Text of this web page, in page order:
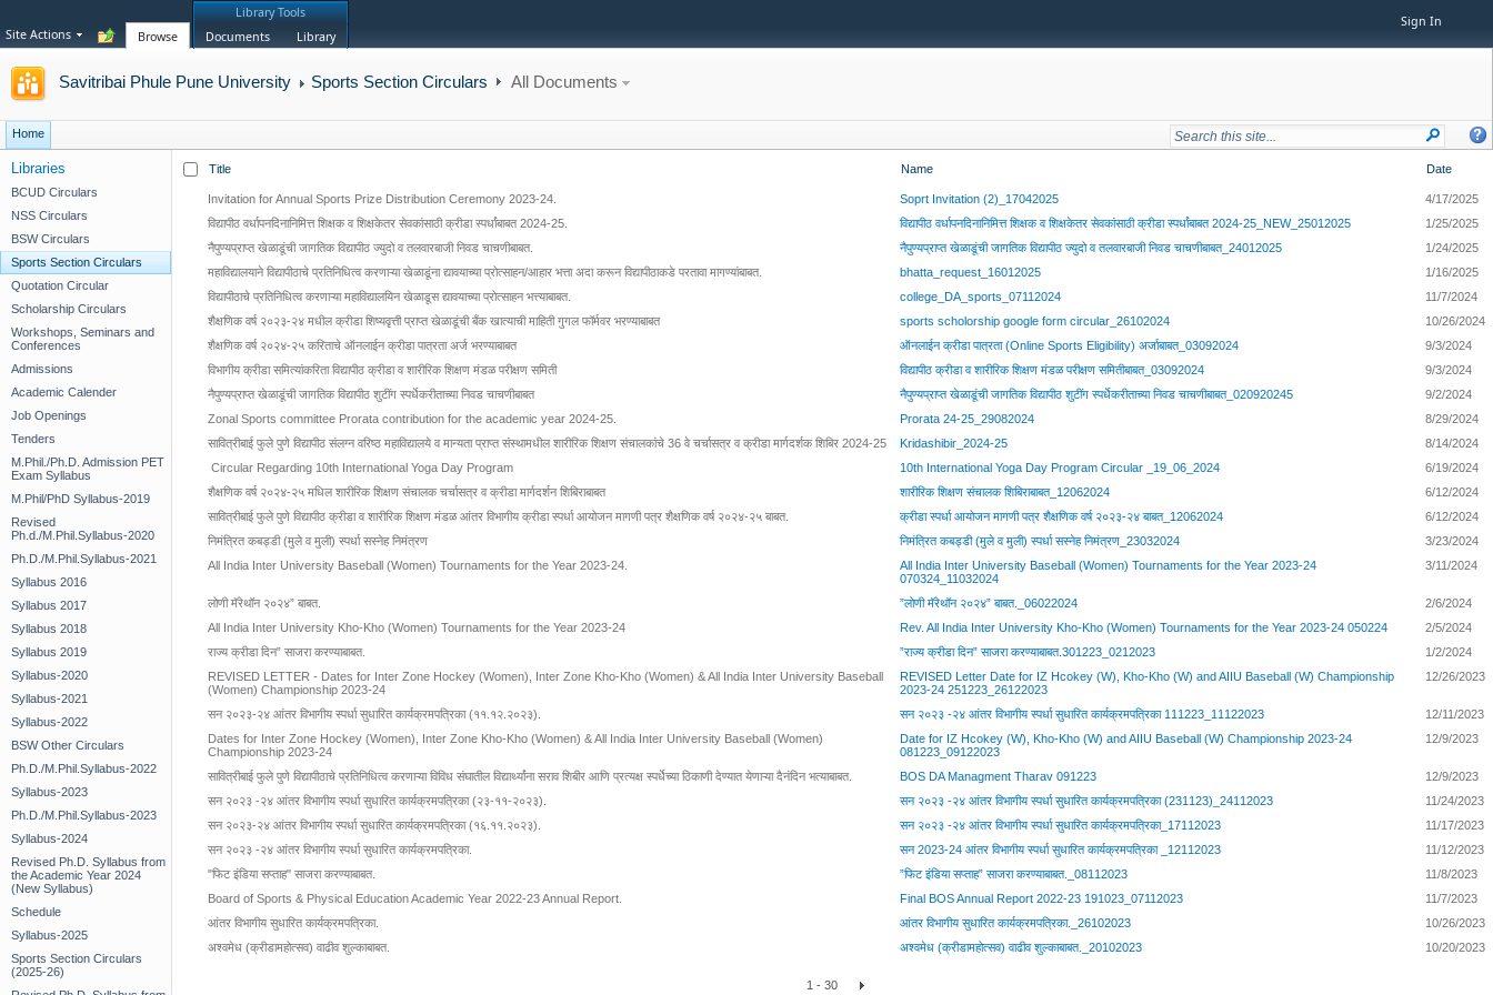
Site Actions Browse
Library Tools
Documents
Library
Sign In
Savitribai Phule Pune University Sports Section Circulars All Documents
Home
Libraries
BCUD Circulars
NSS Circulars
BSW Circulars
Sports Section Circulars
Quotation Circular
Scholarship Circulars
Workshops, Seminars and
Conferences
Admissions
Academic Calender
Job Openings
Tenders
M.Phil./Ph.D. Admission PET
Exam Syllabus
M.Phil/PhD Syllabus-2019
Revised
Ph.d./M.Phil.Syllabus-2020
Ph.D./M.Phil.Syllabus-2021
Syllabus 2016
Syllabus 2017
Syllabus 2018
Syllabus 2019
Syllabus-2020
Syllabus-2021
Syllabus-2022
BSW Other Circulars
Ph.D./M.Phil.Syllabus-2022
Syllabus-2023
Ph.D./M.Phil.Syllabus-2023
Syllabus-2024
Revised Ph.D. Syllabus from
the Academic Year 2024
(New Syllabus)
Schedule
Syllabus-2025
Sports Section Circulars
(2025-26)
Title Name Date
Invitation for Annual Sports Prize Distribution Ceremony 2023-24. Soprt Invitation (2)_17042025
4/17/2025
विद्यापीठ वर्धापनदिनानिमित्त शिक्षक व शिक्षकेतर सेवकांसाठी क्रीडा स्पर्धांबाबत 2024-25.
विद्यापीठ वर्धापनदिनानिमित्त शिक्षक व शिक्षकेतर सेवकांसाठी क्रीडा स्पर्धांबाबत 2024-25_NEW_25012025
1/25/2025
नैपुण्यप्राप्त खेळाडूंची जागतिक विद्यापीठ ज्युदो व तलवारबाजी निवड चाचणीबाबत.
नैपुण्यप्राप्त खेळाडूंची जागतिक विद्यापीठ ज्युदो व तलवारबाजी निवड चाचणीबाबत_24012025
1/24/2025
महाविद्यालयाने विद्यापीठाचे प्रतिनिधित्व करणाऱ्या खेळाडूंना द्यावयाच्या प्रोत्साहन/आहार भत्ता अदा करून विद्यापीठाकडे परतावा मागण्यांबाबत.
bhatta_request_16012025
1/16/2025
विद्यापीठाचे प्रतिनिधित्व करणाऱ्या महाविद्यालयिन खेळाडूस द्यावयाच्या प्रोत्साहन भत्त्याबाबत.
college_DA_sports_07112024
11/7/2024
शैक्षणिक वर्ष २०२३-२४ मधील क्रीडा शिष्यवृत्ती प्राप्त खेळाडूंची बँक खात्याची माहिती गुगल फॉर्मवर भरण्याबाबत
sports scholorship google form circular_26102024
10/26/2024
शैक्षणिक वर्ष २०२४-२५ करिताचे ऑनलाईन क्रीडा पात्रता अर्ज भरण्याबाबत
ऑनलाईन क्रीडा पात्रता (Online Sports Eligibility) अर्जाबाबत_03092024
9/3/2024
विभागीय क्रीडा समित्यांकरिता विद्यापीठ क्रीडा व शारीरिक शिक्षण मंडळ परीक्षण समिती
विद्यापीठ क्रीडा व शारीरिक शिक्षण मंडळ परीक्षण समितीबाबत_03092024
9/3/2024
नैपुण्यप्राप्त खेळाडूंची जागतिक विद्यापीठ शुटींग स्पर्धेकरीताच्या निवड चाचणीबाबत
नैपुण्यप्राप्त खेळाडूंची जागतिक विद्यापीठ शुटींग स्पर्धेकरीताच्या निवड चाचणीबाबत_020920245
9/2/2024
Zonal Sports committee Prorata contribution for the academic year 2024-25.
Prorata 24-25_29082024
8/29/2024
सावित्रीबाई फुले पुणे विद्यापीठ संलग्न वरिष्ठ महाविद्यालये व मान्यता प्राप्त संस्थामधील शारीरिक शिक्षण संचालकांचे 36 वे चर्चासत्र व क्रीडा मार्गदर्शक शिबिर 2024-25
Kridashibir_2024-25
8/14/2024
Circular Regarding 10th International Yoga Day Program
10th International Yoga Day Program Circular _19_06_2024
6/19/2024
शैक्षणिक वर्ष २०२४-२५ मधिल शारीरिक शिक्षण संचालक चर्चासत्र व क्रीडा मार्गदर्शन शिबिराबाबत
शारीरिक शिक्षण संचालक शिबिराबाबत_12062024
6/12/2024
सावित्रीबाई फुले पुणे विद्यापीठ क्रीडा व शारीरिक शिक्षण मंडळ आंतर विभागीय क्रीडा स्पर्धा आयोजन मागणी पत्र शैक्षणिक वर्ष २०२४-२५ बाबत.
क्रीडा स्पर्धा आयोजन मागणी पत्र शैक्षणिक वर्ष २०२३-२४ बाबत_12062024
6/12/2024
निमंत्रित कबड्डी (मुले व मुली) स्पर्धा सस्नेह निमंत्रण
निमंत्रित कबड्डी (मुले व मुली) स्पर्धा सस्नेह निमंत्रण_23032024
3/23/2024
All India Inter University Baseball (Women) Tournaments for the Year 2023-24.
All India Inter University Baseball (Women) Tournaments for the Year 2023-24
070324_11032024
3/11/2024
लोणी मॅरेथॉन २०२४” बाबत. ”लोणी मॅरेथॉन २०२४” बाबत._06022024
2/6/2024
All India Inter University Kho-Kho (Women) Tournaments for the Year 2023-24
Rev. All India Inter University Kho-Kho (Women) Tournaments for the Year 2023-24 050224
2/5/2024
राज्य क्रीडा दिन” साजरा करण्याबाबत.
”राज्य क्रीडा दिन” साजरा करण्याबाबत.301223_0212023
1/2/2024
REVISED LETTER - Dates for Inter Zone Hockey (Women), Inter Zone Kho-Kho (Women) & All India Inter University Baseball
(Women) Championship 2023-24
REVISED Letter Date for IZ Hcokey (W), Kho-Kho (W) and AIIU Baseball (W) Championship
2023-24 251223_26122023
12/26/2023
सन २०२३-२४ आंतर विभागीय स्पर्धा सुधारित कार्यक्रमपत्रिका (११.१२.२०२३). सन २०२३ -२४ आंतर विभागीय स्पर्धा सुधारित कार्यक्रमपत्रिका 111223_11122023
12/11/2023
Dates for Inter Zone Hockey (Women), Inter Zone Kho-Kho (Women) & All India Inter University Baseball (Women)
Championship 2023-24
Date for IZ Hcokey (W), Kho-Kho (W) and AIIU Baseball (W) Championship 2023-24
081223_09122023
12/9/2023
सावित्रीबाई फुले पुणे विद्यापीठाचे प्रतिनिधित्व करणाऱ्या विविध संघातील विद्यार्थ्यांना सराव शिबीर आणि प्रत्यक्ष स्पर्धेच्या ठिकाणी देण्यात येणाऱ्या दैनंदिन भत्याबाबत. BOS DA Managment Tharav 091223
12/9/2023
सन २०२३ -२४ आंतर विभागीय स्पर्धा सुधारित कार्यक्रमपत्रिका (२३-११-२०२३).
सन २०२३ -२४ आंतर विभागीय स्पर्धा सुधारित कार्यक्रमपत्रिका (231123)_24112023
11/24/2023
सन २०२३-२४ आंतर विभागीय स्पर्धा सुधारित कार्यक्रमपत्रिका (१६.११.२०२३).
सन २०२३ -२४ आंतर विभागीय स्पर्धा सुधारित कार्यक्रमपत्रिका_17112023
11/17/2023
सन २०२३ -२४ आंतर विभागीय स्पर्धा सुधारित कार्यक्रमपत्रिका.
सन 2023-24 आंतर विभागीय स्पर्धा सुधारित कार्यक्रमपत्रिका _12112023
11/12/2023
"फिट इंडिया सप्ताह" साजरा करण्याबाबत.
”फिट इंडिया सप्ताह” साजरा करण्याबाबत._08112023
11/8/2023
Board of Sports & Physical Education Academic Year 2022-23 Annual Report.
Final BOS Annual Report 2022-23 191023_07112023
11/7/2023
आंतर विभागीय सुधारित कार्यक्रमपत्रिका.
आंतर विभागीय सुधारित कार्यक्रमपत्रिका._26102023
10/26/2023
अश्वमेध (क्रीडामहोत्सव) वाढीव शुल्काबाबत.
अश्वमेध (क्रीडामहोत्सव) वाढीव शुल्काबाबत._20102023 10/20/2023
1 - 30